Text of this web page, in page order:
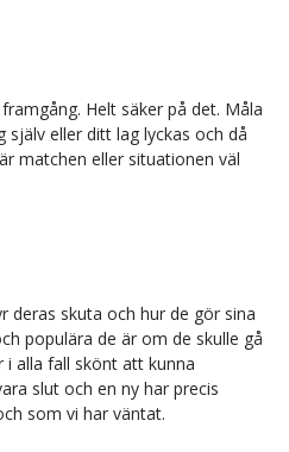
Helt säker på det. Måla
själv eller ditt lag lyckas och då
matchen eller situationen väl
deras skuta och hur de gör sina
populära de är om de skulle gå
i alla fall skönt att kunna
slut och en ny har precis
som vi har väntat.